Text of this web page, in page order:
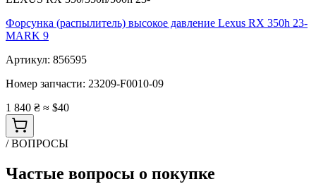
Форсунка (распылитель) высокое давление Lexus RX 350h 23-
MARK 9
Артикул: 856595
Номер запчасти: 23209-F0010-09
1 840 ₴ ≈ $40
/ ВОПРОСЫ
Частые вопросы о покупке